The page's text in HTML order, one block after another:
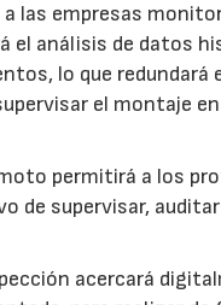
las empresas
análisis de datos
lo que redundará
el montaje
permitirá a los
de supervisar,
acercará